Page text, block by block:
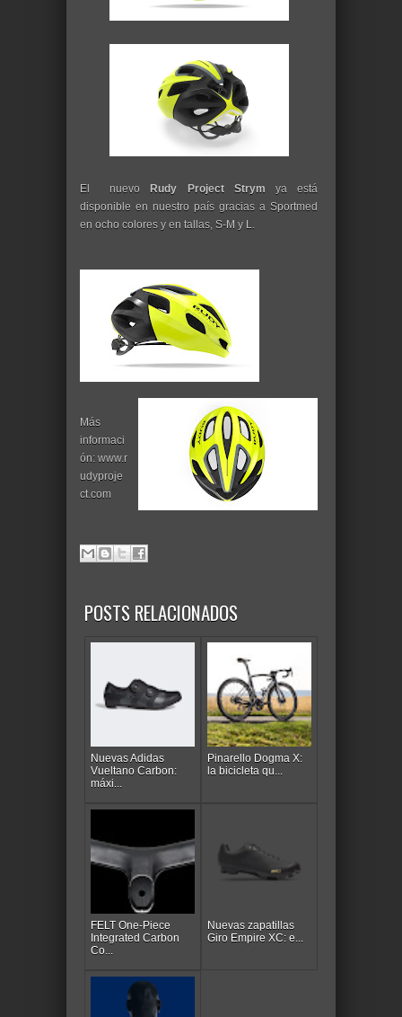
El nuevo Rudy Project Strym ya está
disponible en nuestro país gracias a Sportmed
en ocho colores y en tallas, S-M y L.
Más
informaci
ón: www.r
udyproje
ct.com
POSTS RELACIONADOS
Nuevas Adidas
Vueltano Carbon:
máxi...
Pinarello Dogma X:
la bicicleta qu...
FELT One-Piece
Integrated Carbon
Co...
Nuevas zapatillas
Giro Empire XC: e...